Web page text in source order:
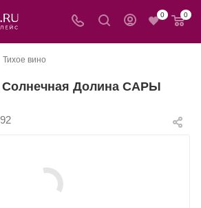
0 0
Тихое вино
Долина САРЫ